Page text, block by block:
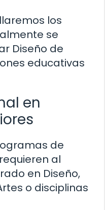
los
se
Diseño de
educativas
en
de
al
en Diseño,
o disciplinas